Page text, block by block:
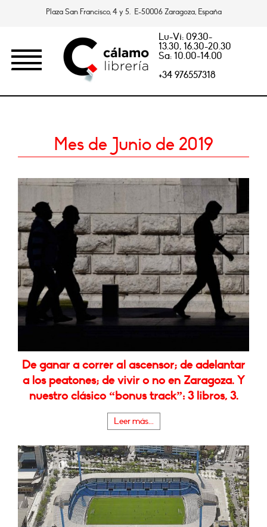
Plaza San Francisco, 4 y 5. E-50006 Zaragoza, España
Lu-Vi: 09.30-
13.30, 16.30-20.30
Sa: 10.00-14.00
+34 976557318
Mes de Junio de 2019
De ganar a correr al ascensor; de adelantar
a los peatones; de vivir o no en Zaragoza. Y
nuestro clásico “bonus track”: 3 libros, 3.
Leer más...